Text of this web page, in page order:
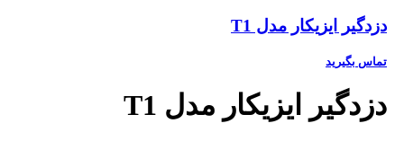
دزدگیر ایزیکار مدل T1
تماس بگیرید
دزدگیر ایزیکار مدل T1